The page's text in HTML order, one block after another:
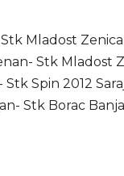
Stk Mladost Zenica
Stk Mladost
Stk Spin 2012
Stk Borac